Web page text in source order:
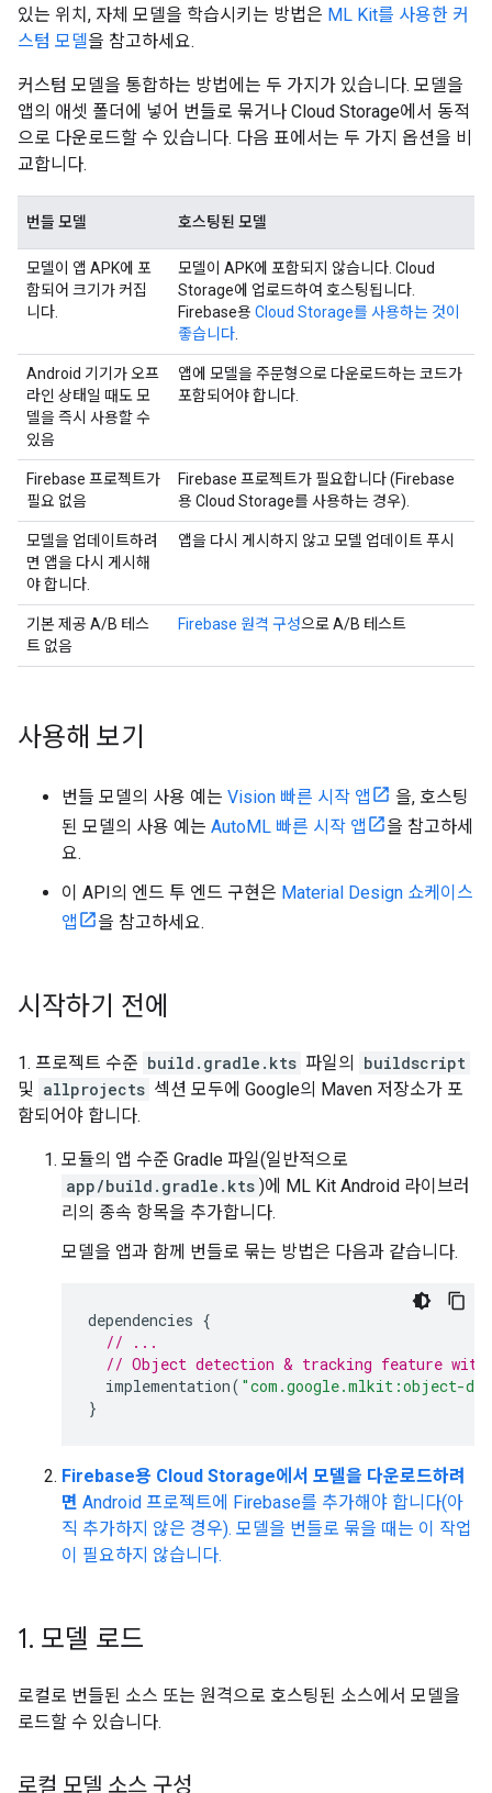
있는 위치, 자체 모델을 학습시키는 방법은 ML Kit를 사용한 커
스텀 모델을 참고하세요.
커스텀 모델을 통합하는 방법에는 두 가지가 있습니다. 모델을
앱의 애셋 폴더에 넣어 번들로 묶거나 Cloud Storage에서 동적
으로 다운로드할 수 있습니다. 다음 표에서는 두 가지 옵션을 비
교합니다.
번들 모델 호스팅된 모델
모델이 앱 APK에 포
함되어 크기가 커집
니다.
모델이 APK에 포함되지 않습니다. Cloud
Storage에 업로드하여 호스팅됩니다.
Firebase용 Cloud Storage를 사용하는 것이
좋습니다
Android 기기가 오프
라인 상태일 때도 모
델을 즉시 사용할 수
있음
앱에 모델을 주문형으로 다운로드하는 코드가
포함되어야 합니다.
Firebase 프로젝트가
필요 없음
Firebase 프로젝트가 필요합니다 (Firebase
용 Cloud Storage를 사용하는 경우).
모델을 업데이트하려
면 앱을 다시 게시해
야 합니다.
앱을 다시 게시하지 않고 모델 업데이트 푸시
기본 제공 A/B 테스
트 없음
Firebase 원격 구성으로 A/B 테스트
사용해 보기
번들 모델의 사용 예는 Vision 빠른 시작 앱
을, 호스팅
된 모델의 사용 예는 AutoML 빠른 시작 앱
을 참고하세
요.
이 API의 엔드 투 엔드 구현은 Material Design 쇼케이스
앱
을 참고하세요.
시작하기 전에
1. 프로젝트 수준 build.gradle.kts 파일의
buildscript
및 allprojects 섹션 모두에 Google의 Maven 저장소가 포
함되어야 합니다.
모듈의 앱 수준 Gradle 파일(일반적으로
app/build.gradle.kts )에 ML Kit Android 라이브러
리의 종속 항목을 추가합니다.
모델을 앱과 함께 번들로 묶는 방법은 다음과 같습니다.
dependencies {
// ...
// Object detection & tracking feature with
implementation( "com.google.mlkit:object-
}
Firebase용 Cloud Storage에서 모델을 다운로드하려
면 Android 프로젝트에 Firebase를 추가해야 합니다(아
직 추가하지 않은 경우). 모델을 번들로 묶을 때는 이 작업
이 필요하지 않습니다.
1. 모델 로드
로컬로 번들된 소스 또는 원격으로 호스팅된 소스에서 모델을
로드할 수 있습니다.
로컬 모델 소스 구성